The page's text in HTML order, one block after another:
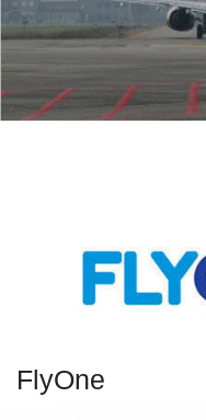
FlyOne